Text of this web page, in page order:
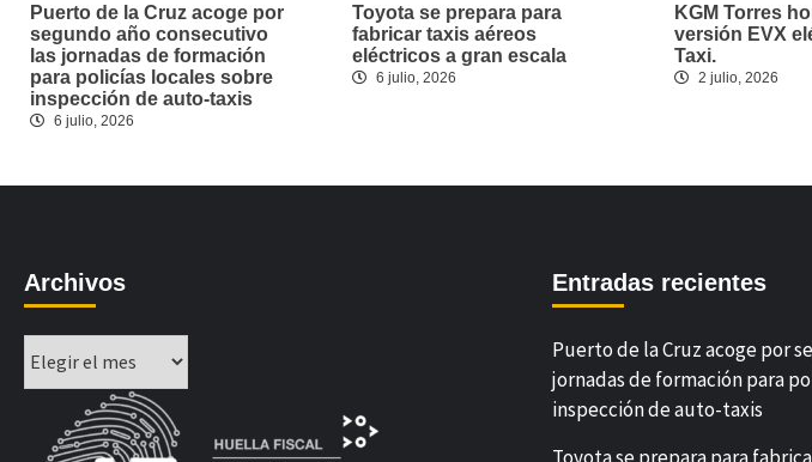
Puerto de la Cruz acoge por
segundo año consecutivo
las jornadas de formación
para policías locales sobre
inspección de auto-taxis
6 julio, 2026
Toyota se prepara para
fabricar taxis aéreos
eléctricos a gran escala
6 julio, 2026
KGM Torres
versión EVX
Taxi.
2 julio, 2026
Archivos Entradas recientes
Puerto de la Cruz acoge por
jornadas de formación para
inspección de auto-taxis